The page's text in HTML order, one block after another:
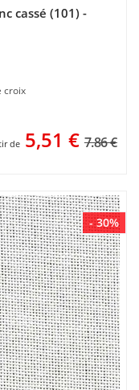
cassé (101) -
croix
de 5,51 € 7.86 €
- 30%